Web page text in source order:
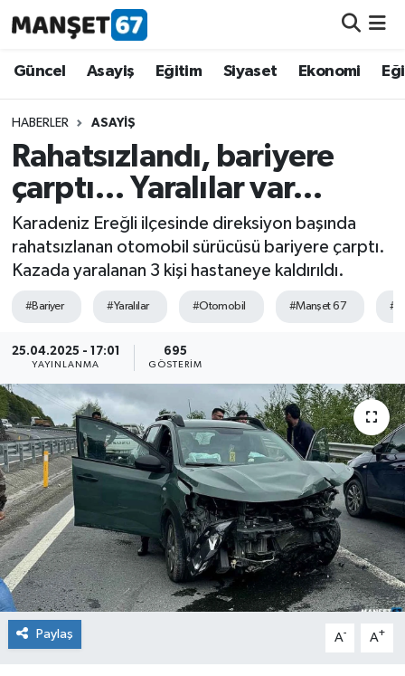
Güncel Asayiş Eğitim Siyaset Ekonomi
HABERLER ASAYIŞ
Rahatsızlandı, bariyere
çarptı… Yaralılar var…
Karadeniz Ereğli ilçesinde direksiyon başında
rahatsızlanan otomobil sürücüsü bariyere çarptı.
Kazada yaralanan 3 kişi hastaneye kaldırıldı.
#Bariyer #Yaralılar #Otomobil #Manşet 67
25.04.2025 - 17:01
YAYINLANMA
695
GÖSTERIM
Paylaş A- A+
Güncel
Asayiş
Siyaset
Spor
Eğitim
Ekonomi
Kültür-Sanat
Magazin
Medya
Mizah
Röportaj
Teknoloji